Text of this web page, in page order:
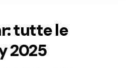
tutte le
2025